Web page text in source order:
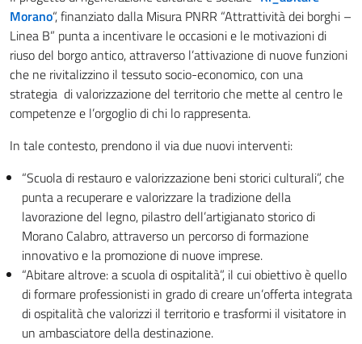
Morano“, finanziato dalla Misura PNRR “Attrattività dei borghi –
Linea B” punta a incentivare le occasioni e le motivazioni di
riuso del borgo antico, attraverso l’attivazione di nuove funzioni
che ne rivitalizzino il tessuto socio-economico, con una
strategia di valorizzazione del territorio che mette al centro le
competenze e l’orgoglio di chi lo rappresenta.
In tale contesto, prendono il via due nuovi interventi:
“Scuola di restauro e valorizzazione beni storici culturali”, che
punta a recuperare e valorizzare la tradizione della
lavorazione del legno, pilastro dell’artigianato storico di
Morano Calabro, attraverso un percorso di formazione
innovativo e la promozione di nuove imprese.
“Abitare altrove: a scuola di ospitalità”, il cui obiettivo è quello
di formare professionisti in grado di creare un’offerta integrata
di ospitalità che valorizzi il territorio e trasformi il visitatore in
un ambasciatore della destinazione.